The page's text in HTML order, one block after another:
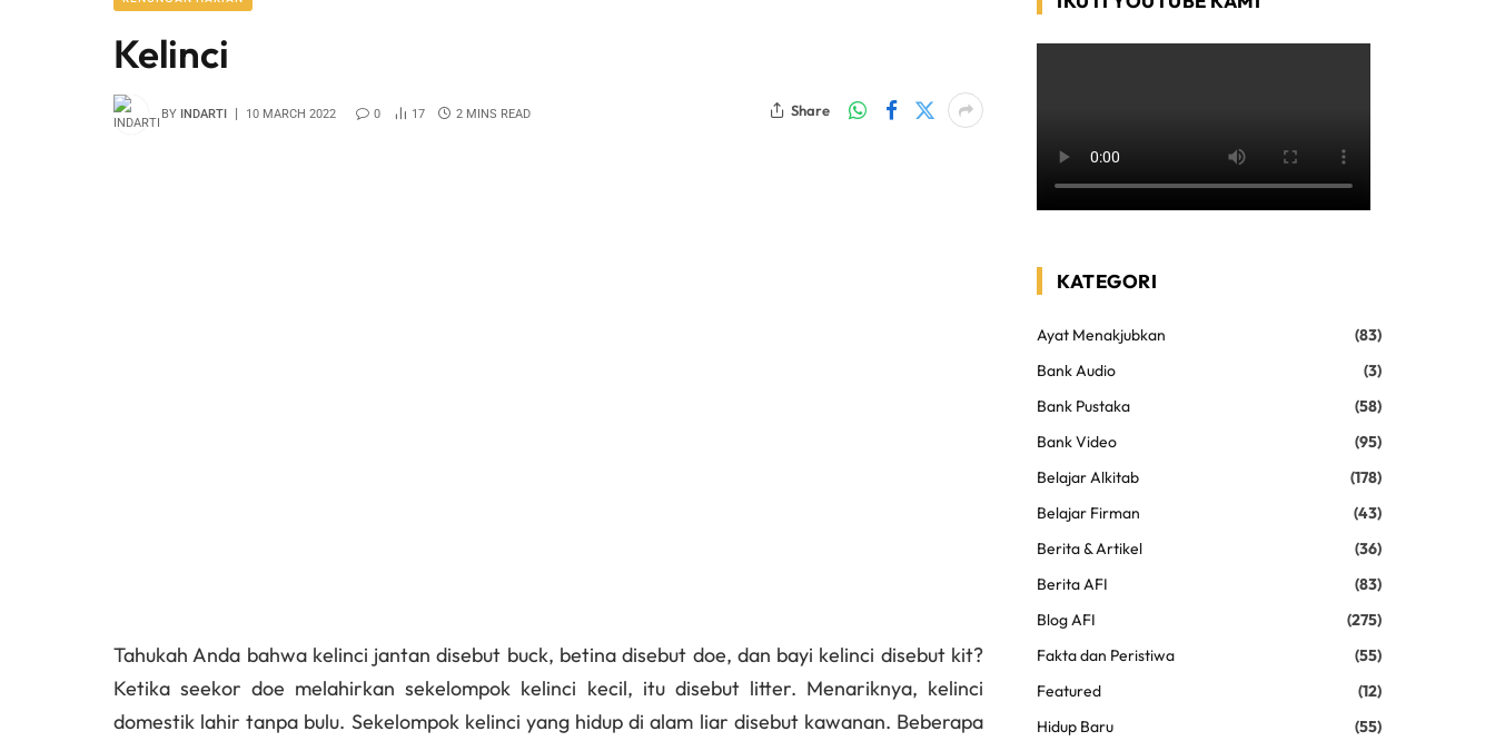
Kelinci
BY INDARTI 10 MARCH 2022 0 17 2 MINS READ Share
Tahukah Anda bahwa kelinci jantan disebut buck, betina disebut doe, dan bayi kelinci disebut kit?
Ketika seekor doe melahirkan sekelompok kelinci kecil, itu disebut litter. Menariknya, kelinci
domestik lahir tanpa bulu. Sekelompok kelinci yang hidup di alam liar disebut kawanan. Beberapa
KATEGORI
Ayat Menakjubkan
(83)
Bank Audio
(3)
Bank Pustaka
(58)
Bank Video
(95)
Belajar Alkitab
(178)
Belajar Firman
(43)
Berita & Artikel
(36)
Berita AFI
(83)
Blog AFI
(275)
Fakta dan Peristiwa
(55)
Featured
(12)
Hidup Baru
(55)